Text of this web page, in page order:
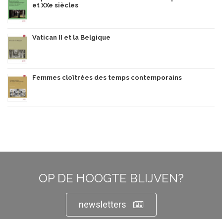
et XXe siècles
Vatican II et la Belgique
Femmes cloîtrées des temps contemporains
OP DE HOOGTE BLIJVEN?
newsletters